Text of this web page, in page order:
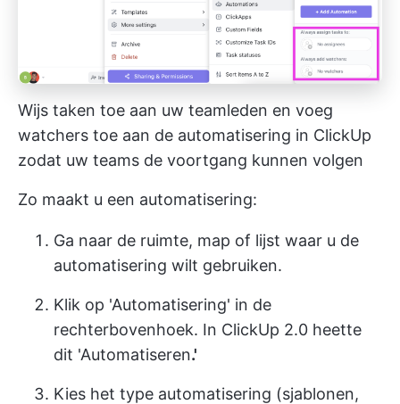
Wijs taken toe aan uw teamleden en voeg
watchers toe aan de automatisering in ClickUp
zodat uw teams de voortgang kunnen volgen
Zo maakt u een automatisering:
Ga naar de ruimte, map of lijst waar u de
automatisering wilt gebruiken.
Klik op 'Automatisering' in de
rechterbovenhoek. In ClickUp 2.0 heette
dit 'Automatiseren.'
Kies het type automatisering (sjablonen,